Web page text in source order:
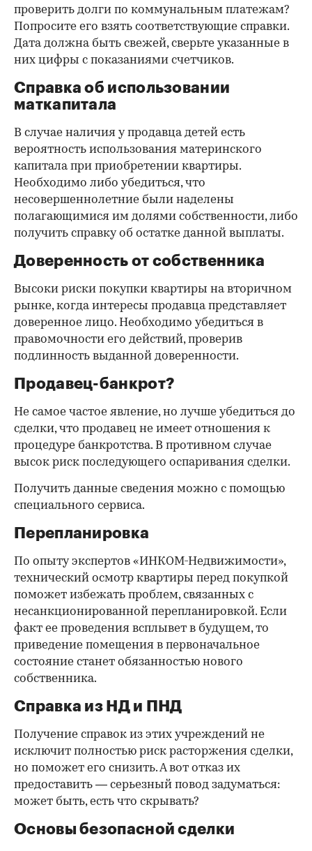
проверить долги по коммунальным платежам?
Попросите его взять соответствующие справки.
Дата должна быть свежей, сверьте указанные в
них цифры с показаниями счетчиков.
Справка об использовании
маткапитала
В случае наличия у продавца детей есть
вероятность использования материнского
капитала при приобретении квартиры.
Необходимо либо убедиться, что
несовершеннолетние были наделены
полагающимися им долями собственности, либо
получить справку об остатке данной выплаты.
Доверенность от собственника
Высоки риски покупки квартиры на вторичном
рынке, когда интересы продавца представляет
доверенное лицо. Необходимо убедиться в
правомочности его действий, проверив
подлинность выданной доверенности.
Продавец-банкрот?
Не самое частое явление, но лучше убедиться до
сделки, что продавец не имеет отношения к
процедуре банкротства. В противном случае
высок риск последующего оспаривания сделки.
Получить данные сведения можно с помощью
специального сервиса.
Перепланировка
По опыту экспертов «ИНКОМ-Недвижимости»,
технический осмотр квартиры перед покупкой
поможет избежать проблем, связанных с
несанкционированной перепланировкой. Если
факт ее проведения всплывет в будущем, то
приведение помещения в первоначальное
состояние станет обязанностью нового
собственника.
Справка из НД и ПНД
Получение справок из этих учреждений не
исключит полностью риск расторжения сделки,
но поможет его снизить. А вот отказ их
предоставить — серьезный повод задуматься:
может быть, есть что скрывать?
Основы безопасной сделки